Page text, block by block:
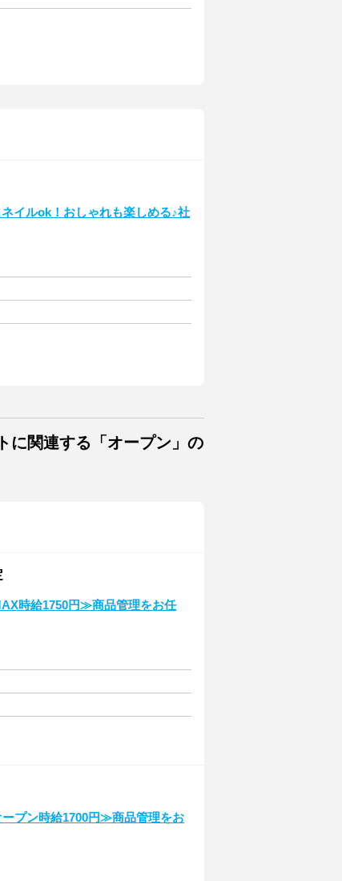
イルok！おしゃれも楽しめる♪社
に関連する「オープン」の
時給1750円≫商品管理をお任
プン時給1700円≫商品管理をお